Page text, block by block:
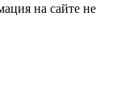
на сайте не